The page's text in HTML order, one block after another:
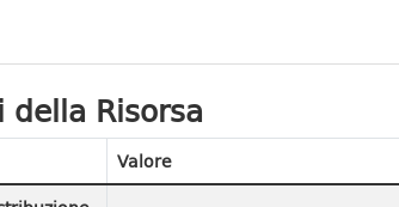
della Risorsa
Valore